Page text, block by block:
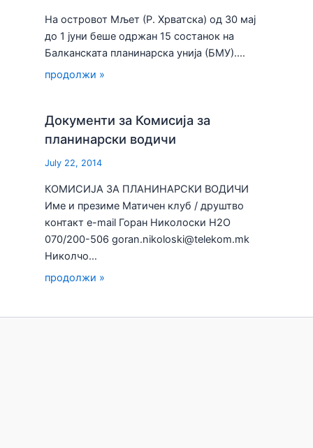
На островот Мљет (Р. Хрватска) од 30 мај
до 1 јуни беше одржан 15 состанок на
Балканската планинарска унија (БМУ).…
продолжи »
Документи за Комисија за
планинарски водичи
July 22, 2014
КОМИСИЈА ЗА ПЛАНИНАРСКИ ВОДИЧИ
Име и презиме Матичен клуб / друштво
контакт e-mail Горан Николоски H2О
070/200-506 goran.nikoloski@telekom.mk
Николчо…
продолжи »